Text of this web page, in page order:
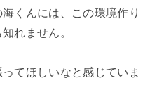
くんには、この環境作り
れません。
てほしいなと感じていま